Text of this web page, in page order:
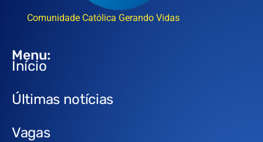
Comunidade Católica Gerando Vidas
Menu:
Início
Últimas notícias
Vagas